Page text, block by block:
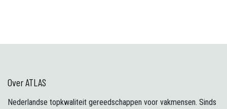
Over ATLAS
Nederlandse topkwaliteit gereedschappen voor vakmensen. Sinds